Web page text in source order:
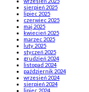
sierpień 2025
lipiec 2025
czerwiec 2025
maj 2025
kwiecień 2025
marzec 2025
luty 2025
styczeń 2025
grudzień 2024
listopad 2024
październik 2024
wrzesień 2024
sierpień 2024
lipiec 2024